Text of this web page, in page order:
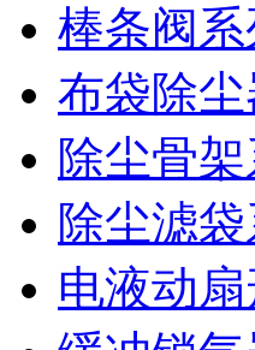
棒条阀系
布袋除尘
除尘骨架
除尘滤袋
电液动